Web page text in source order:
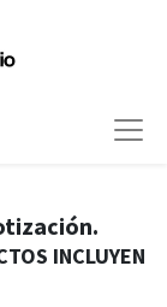
INCLUYEN